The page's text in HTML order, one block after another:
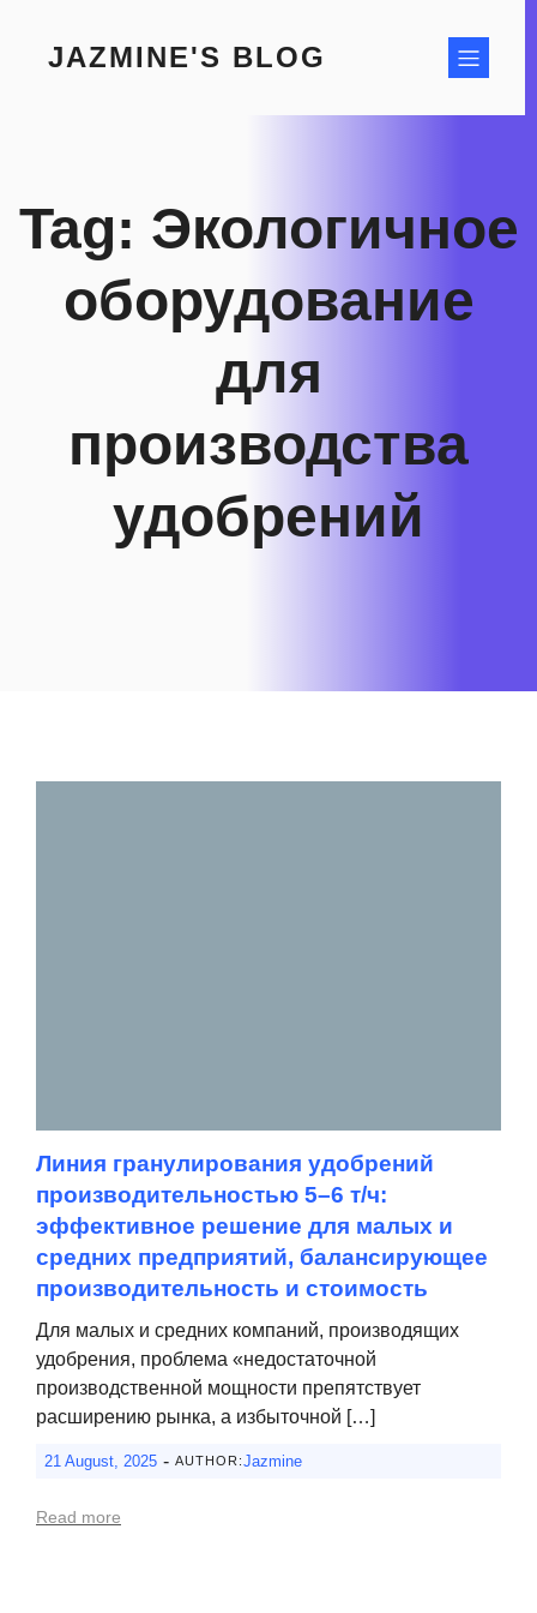
contentJAZMINE'S BLOG
Tag: Экологичное
оборудование
для
производства
удобрений
Линия гранулирования удобрений
производительностью 5–6 т/ч:
эффективное решение для малых и
средних предприятий, балансирующее
производительность и стоимость
Для малых и средних компаний, производящих
удобрения, проблема «недостаточной
производственной мощности препятствует
расширению рынка, а избыточной […]
21 August, 2025 - AUTHOR:Jazmine
Read more